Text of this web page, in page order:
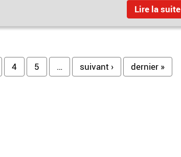
Lire la suite
4 5 … suivant › dernier »